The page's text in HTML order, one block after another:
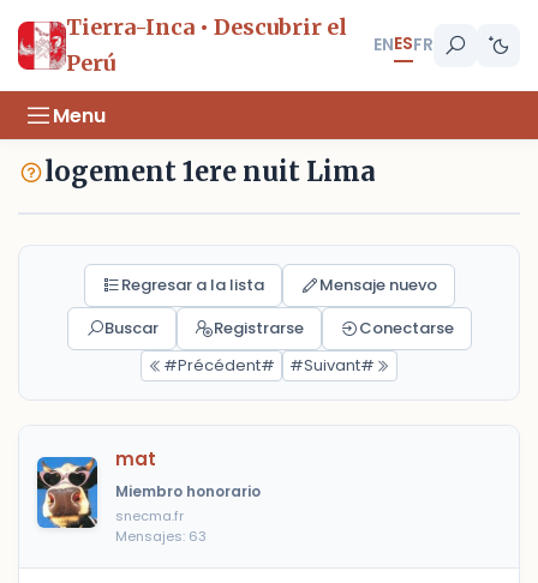
Tierra-Inca • Descubrir el
Perú
ENESFR
Menu
logement 1ere nuit Lima
Regresar a la lista
Mensaje nuevo
Buscar
Registrarse
Conectarse
#Précédent#
#Suivant#
mat
Miembro honorario
snecma.fr
Mensajes: 63